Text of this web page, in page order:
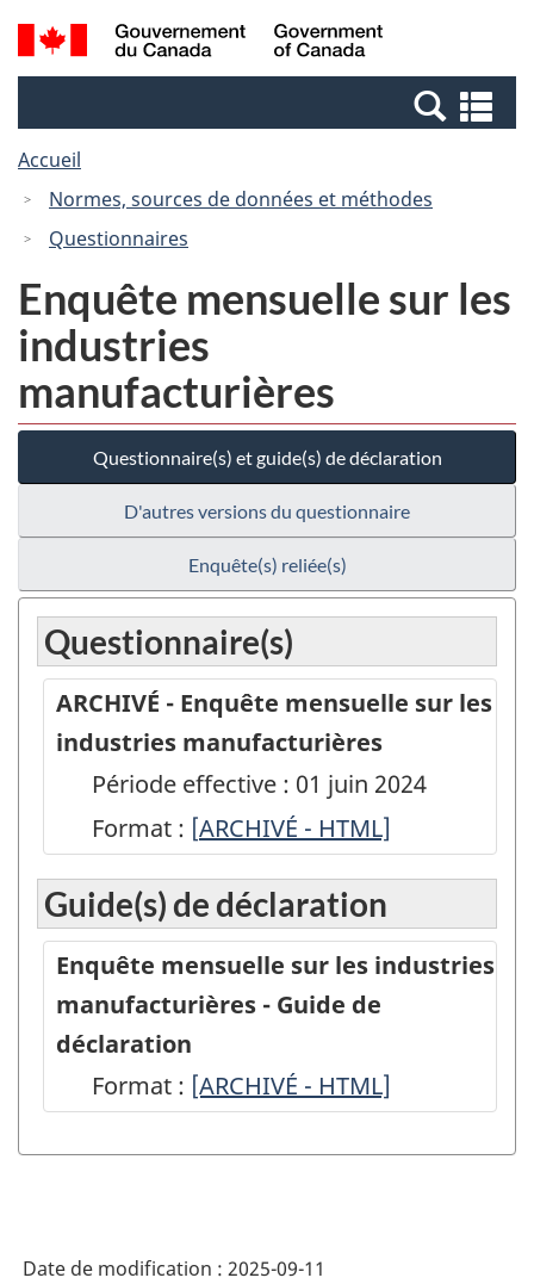
Passer
au
Passer
à
Canada
Recherche
et
et
Accueil
Normes, sources de données et méthodes
Questionnaires
Enquête mensuelle sur les
industries
manufacturières
Questionnaire(s) et guide(s) de déclaration
D'autres versions du questionnaire
Enquête(s) reliée(s)
Questionnaire(s)
ARCHIVÉ - Enquête mensuelle sur les
industries manufacturières
Période effective : 01 juin 2024
Format : [ARCHIVÉ
Enquête
mensuelle
manufacturières
HTML
ARCHIVÉ - HTML]
Guide(s) de déclaration
Enquête mensuelle sur les industries
manufacturières - Guide de
déclaration
Format : -
-
[ARCHIVÉ - HTML]
Date de modification : 2025-09-11